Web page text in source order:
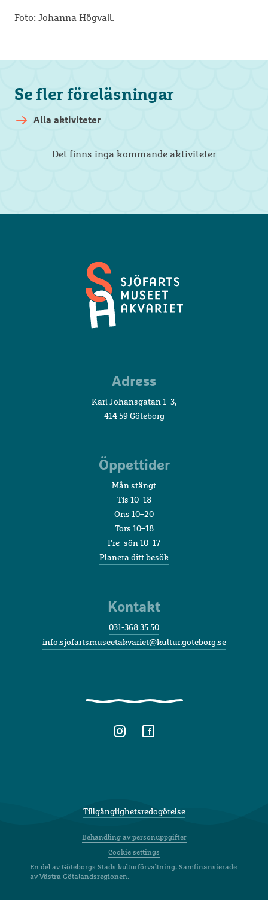
Foto: Johanna Högvall.
Se fler föreläsningar
Alla aktiviteter
Det finns inga kommande aktiviteter
AkvarietAdress
Karl Johansgatan 1–3,
414 59 Göteborg
Öppettider
Mån stängt
Tis 10–18
Ons 10–20
Tors 10–18
Fre–sön 10–17
Planera ditt besök
Kontakt
031-368 35 50
info.sjofartsmuseetakvariet@kultur.goteborg.se
Tillgänglighetsredogörelse
Behandling av personuppgifter
Cookie settings
En del av Göteborgs Stads kulturförvaltning. Samfinansierade
av Västra Götalandsregionen.